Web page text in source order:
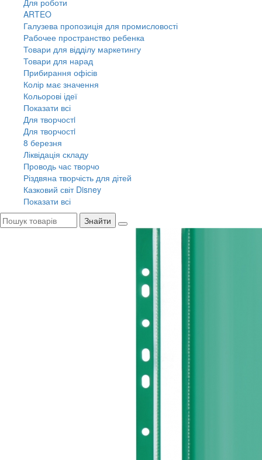
ARTEO
Галузева пропозиція для промисловості
Рабочее пространство ребенка
Товари для відділу маркетингу
Товари для нарад
Прибирання офісів
Колір має значення
Кольорові ідеї
Показати всі
Для творчостi
Для творчостi
8 березня
Ліквідація складу
Проводь час творчо
Різдвяна творчість для дітей
Казковий світ Disney
Показати всі
Знайти